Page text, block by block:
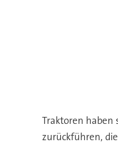
Traktoren haben
zurückführen,